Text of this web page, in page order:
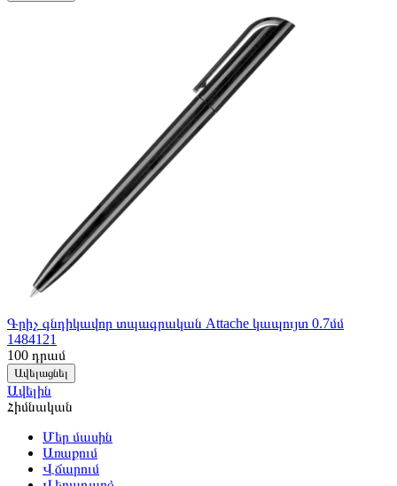
Գրիչ գնդիկավոր տպագրական Attache կապույտ 0.7մմ
1484121
100 դրամ
Ավելացնել
Ավելին
Հիմնական
Մեր մասին
Առաքում
Վճարում